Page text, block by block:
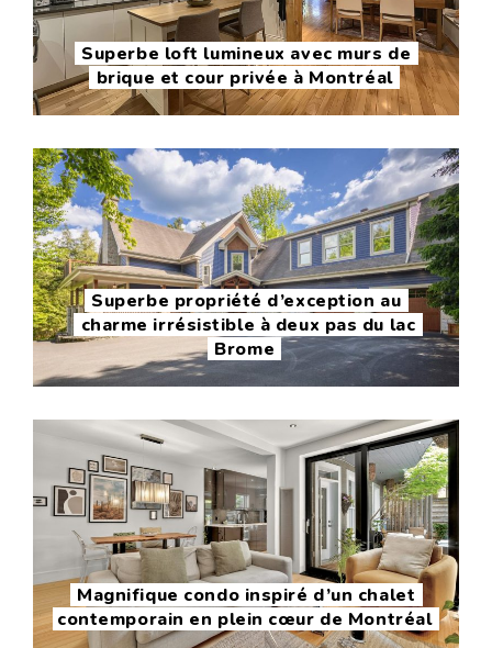
Superbe loft lumineux avec murs de
brique et cour privée à Montréal
Superbe propriété d’exception au
charme irrésistible à deux pas du lac
Brome
Magnifique condo inspiré d’un chalet
contemporain en plein cœur de Montréal